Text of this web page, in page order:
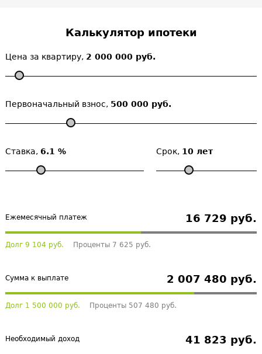
Калькулятор ипотеки
Цена за квартиру, 2 000 000 руб.
Первоначальный взнос, 500 000 руб.
Ставка, 6.1 % Срок, 10 лет
Ежемесячный платеж 16 729 руб.
Долг 9 104 руб. Проценты 7 625 руб.
Сумма к выплате 2 007 480 руб.
Долг 1 500 000 руб. Проценты 507 480 руб.
Необходимый доход 41 823 руб.